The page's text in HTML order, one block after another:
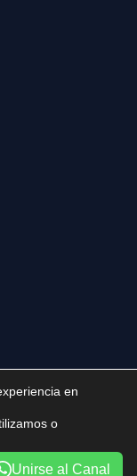
FAECA.
en
o
Unirse al Canal